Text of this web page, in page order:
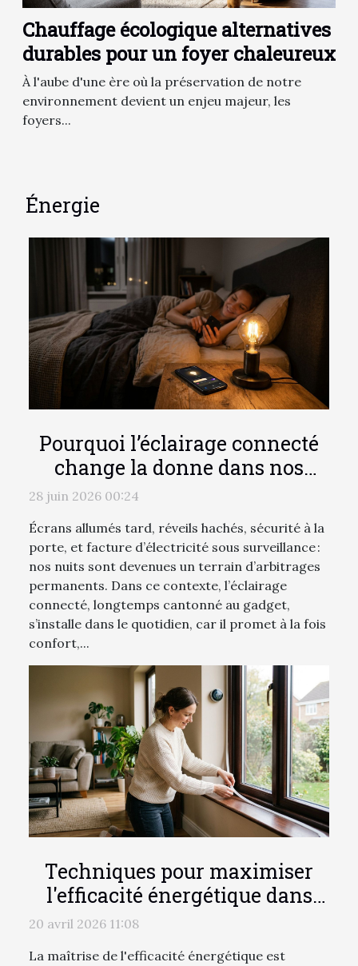
Chauffage écologique alternatives
durables pour un foyer chaleureux
À l'aube d'une ère où la préservation de notre
environnement devient un enjeu majeur, les
foyers...
Énergie
Pourquoi l’éclairage connecté
change la donne dans nos
habitudes nocturnes
28 juin 2026 00:24
Écrans allumés tard, réveils hachés, sécurité à la
porte, et facture d’électricité sous surveillance :
nos nuits sont devenues un terrain d’arbitrages
permanents. Dans ce contexte, l’éclairage
connecté, longtemps cantonné au gadget,
s’installe dans le quotidien, car il promet à la fois
confort,...
Techniques pour maximiser
l'efficacité énergétique dans
votre maison
20 avril 2026 11:08
La maîtrise de l'efficacité énergétique est